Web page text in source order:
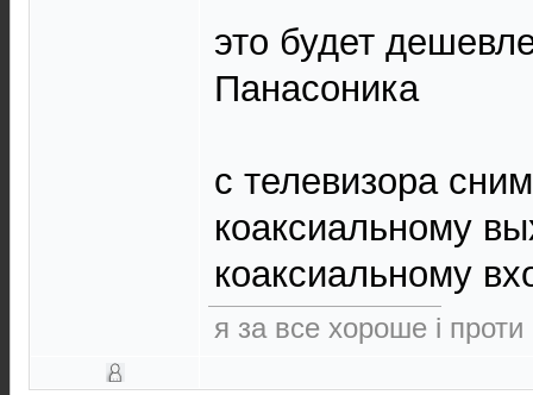
это будет
Панасоника
с телевизора
коаксиальному
коаксиальному
я за все хороше і проти